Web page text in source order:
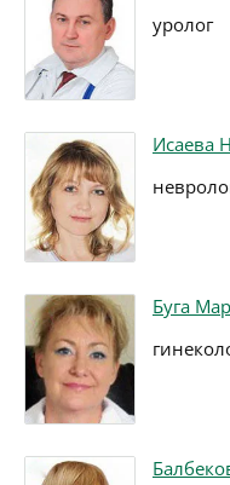
уролог
Исаева
Буга